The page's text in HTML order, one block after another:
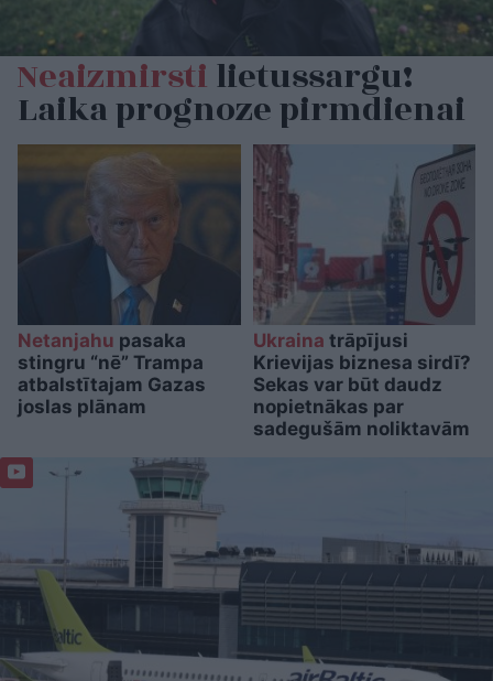
Neaizmirstilietussargu!
Laika prognoze pirmdienai
Netanjahu pasaka
stingru “nē” Trampa
atbalstītajam Gazas
joslas plānam
Ukraina trāpījusi
Krievijas biznesa sirdī?
Sekas var būt daudz
nopietnākas par
sadegušām noliktavām